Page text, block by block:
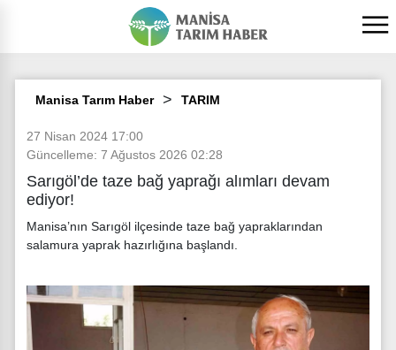
Manisa Tarım Haber TARIM
27 Nisan 2024 17:00
Güncelleme: 7 Ağustos 2026 02:28
Sarıgöl’de taze bağ yaprağı alımları devam
ediyor!
Manisa’nın Sarıgöl ilçesinde taze bağ yapraklarından
salamura yaprak hazırlığına başlandı.